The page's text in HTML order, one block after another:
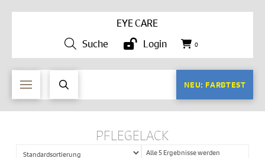
EYE CARE
Suche
Login 0
NEU: FARBTEST
PFLEGELACK
Alle 5 Ergebnisse werden